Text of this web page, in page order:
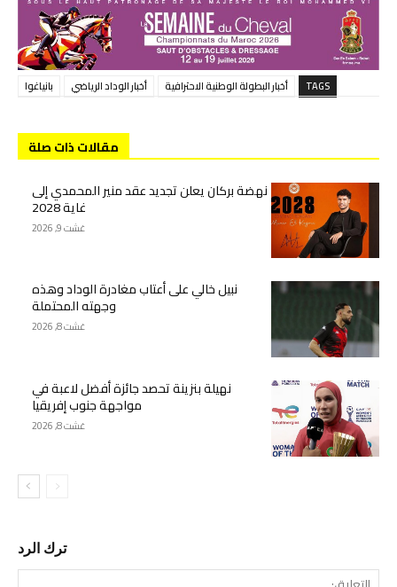
TAGS أخبار البطولة الوطنية الاحترافية أخبار الوداد الرياضي بانياغوا
مقالات ذات صلة
نهضة بركان يعلن تجديد عقد منير المحمدي إلى
غاية 2028
غشت 9, 2026
نبيل خالي على أعتاب مغادرة الوداد وهذه
وجهته المحتملة
غشت 8, 2026
نهيلة بنزينة تحصد جائزة أفضل لاعبة في
مواجهة جنوب إفريقيا
غشت 8, 2026
ترك الرد